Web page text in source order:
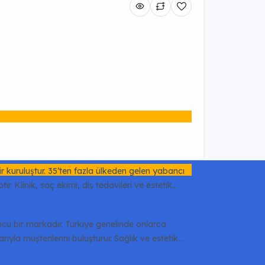
bir markadır. Türkiye genelinde onlarca
müşterilerini buluşturur. Sağlık ve estetik
hizmeti sağlar.
35’ten fazla ülkeden gelen yabancı
Klinik, saç ekimi, diş tedavileri ve estetik